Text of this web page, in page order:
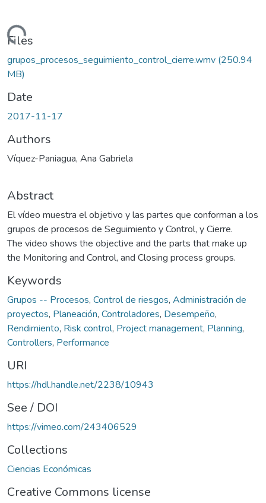
Loading...
Files
grupos_procesos_seguimiento_control_cierre.wmv (250.94
MB)
Date
2017-11-17
Authors
Víquez-Paniagua, Ana Gabriela
Abstract
El vídeo muestra el objetivo y las partes que conforman a los
grupos de procesos de Seguimiento y Control, y Cierre.
The video shows the objective and the parts that make up
the Monitoring and Control, and Closing process groups.
Keywords
Grupos -- Procesos, Control de riesgos, Administración de
proyectos, Planeación, Controladores, Desempeño,
Rendimiento, Risk control, Project management, Planning,
Controllers, Performance
URI
https://hdl.handle.net/2238/10943
See / DOI
https://vimeo.com/243406529
Collections
Ciencias Económicas
Creative Commons license